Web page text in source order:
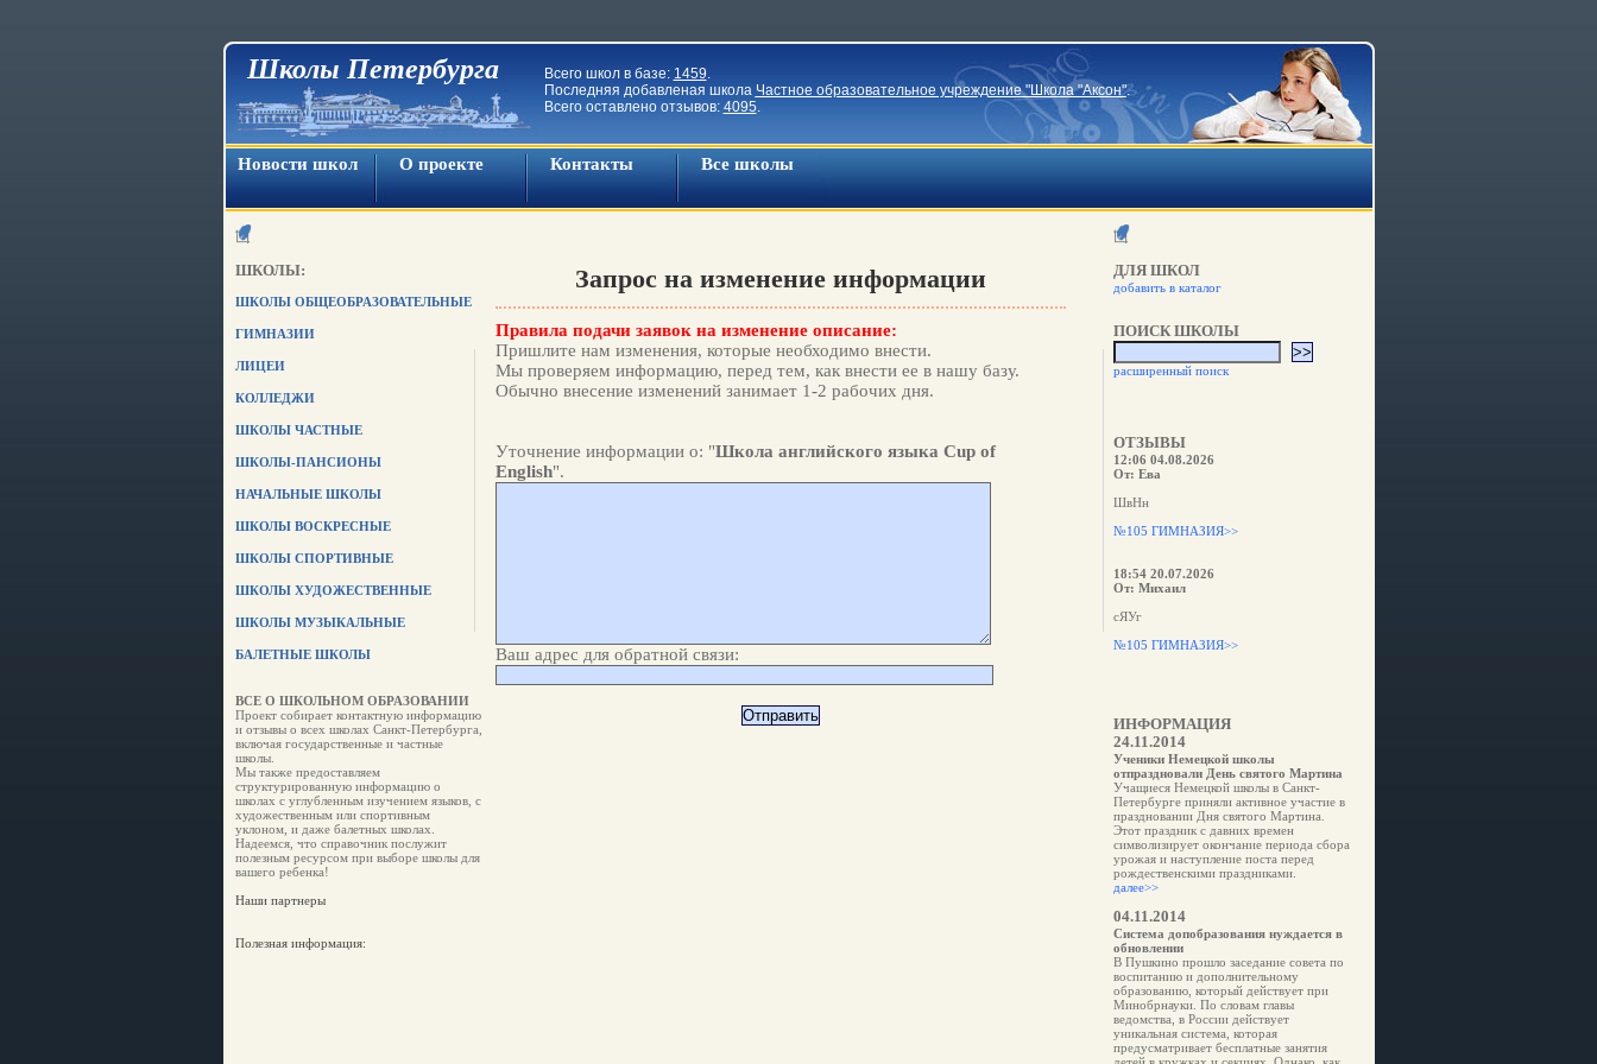
Школы Петербурга Всего школ в базе: 1459.
Последняя добавленая школа Частное образовательное учреждение "Школа "Аксон".
Всего оставлено отзывов: 4095.
Новости школ О проекте Контакты Все школы
ШКОЛЫ:
ШКОЛЫ ОБЩЕОБРАЗОВАТЕЛЬНЫЕ
ГИМНАЗИИ
ЛИЦЕИ
КОЛЛЕДЖИ
ШКОЛЫ ЧАСТНЫЕ
ШКОЛЫ-ПАНСИОНЫ
НАЧАЛЬНЫЕ ШКОЛЫ
ШКОЛЫ ВОСКРЕСНЫЕ
ШКОЛЫ СПОРТИВНЫЕ
ШКОЛЫ ХУДОЖЕСТВЕННЫЕ
ШКОЛЫ МУЗЫКАЛЬНЫЕ
БАЛЕТНЫЕ ШКОЛЫ
ВСЕ О ШКОЛЬНОМ ОБРАЗОВАНИИ
Проект собирает контактную информацию
и отзывы о всех школах Санкт-Петербурга,
включая государственные и частные
школы.
Мы также предоставляем
структурированную информацию о
школах с углубленным изучением языков, с
художественным или спортивным
уклоном, и даже балетных школах.
Надеемся, что справочник послужит
полезным ресурсом при выборе школы для
вашего ребенка!
Наши партнеры
Полезная информация:
Запрос на изменение информации
Правила подачи заявок на изменение описание:
Пришлите нам изменения, которые необходимо внести.
Мы проверяем информацию, перед тем, как внести ее в нашу базу.
Обычно внесение изменений занимает 1-2 рабочих дня.
Уточнение информации о: "Школа английского языка Cup of
English".
Ваш адрес для обратной связи:
ДЛЯ ШКОЛ
добавить в каталог
ПОИСК ШКОЛЫ
расширенный поиск
ОТЗЫВЫ
12:06 04.08.2026
От: Ева
ШвНн
№105 ГИМНАЗИЯ>>
18:54 20.07.2026
От: Михаил
сЯУг
№105 ГИМНАЗИЯ>>
ИНФОРМАЦИЯ
24.11.2014
Ученики Немецкой школы
отпраздновали День святого Мартина
Учащиеся Немецкой школы в Санкт-
Петербурге приняли активное участие в
праздновании Дня святого Мартина.
Этот праздник с давних времен
символизирует окончание периода сбора
урожая и наступление поста перед
рождественскими праздниками.
далее>>
04.11.2014
Система допобразования нуждается в
обновлении
В Пушкино прошло заседание совета по
воспитанию и дополнительному
образованию, который действует при
Минобрнауки. По словам главы
ведомства, в России действует
уникальная система, которая
предусматривает бесплатные занятия